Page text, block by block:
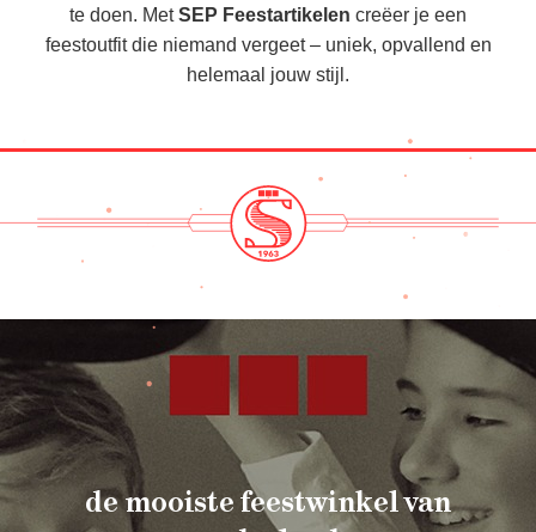
te doen. MetSEP Feestartikelen creëer je een
feestoutfit die niemand vergeet – uniek, opvallend en
helemaal jouw stijl.
de mooiste feestwinkel van